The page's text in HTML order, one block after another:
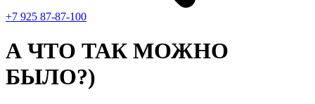
+7 925 87-87-100
А ЧТО ТАК МОЖНО
БЫЛО?)